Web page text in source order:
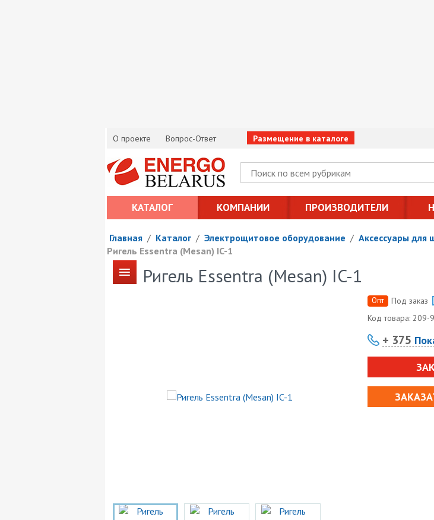
О проекте Вопрос-Ответ Размещение в каталоге
КАТАЛОГ КОМПАНИИ ПРОИЗВОДИТЕЛИ
Главная / Каталог / Электрощитовое оборудование / Аксессуары для
Ригель Essentra (Mesan) IC-1
Ригель Essentra (Mesan) IC-1
Опт
Под заказ
Код товара: 209-
+ 375